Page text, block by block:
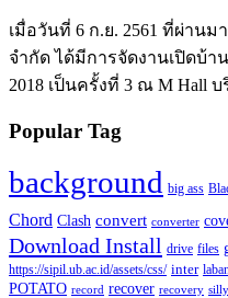
เมื่อวันที่ 6 ก.ย. 2561 ที่ผ่าน
จำกัด ได้มีการจัดงานเปิดบ้า
2018 เป็นครั้งที่ 3 ณ M Hall บ
Popular Tag
background big ass
Chord Clash convert converter
Download Install drive files
https://sipil.ub.ac.id/assets/css/ inter
POTATO record recover recovery